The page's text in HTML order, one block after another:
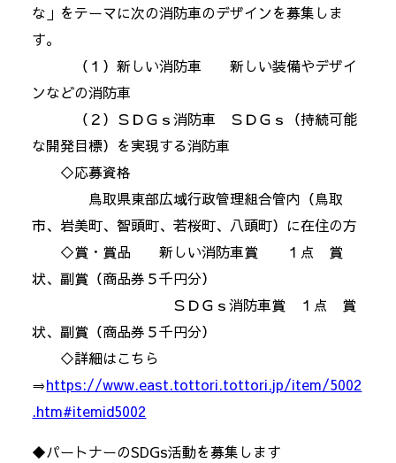
な」をテーマに次の消防車のデザインを募集しま
す。
（１）新しい消防車 新しい装備やデザイ
ンなどの消防車
（２）ＳＤＧｓ消防車 ＳＤＧｓ（持続可能
な開発目標）を実現する消防車
◇応募資格
鳥取県東部広域行政管理組合管内（鳥取
市、岩美町、智頭町、若桜町、八頭町）に在住の方
◇賞・賞品 新しい消防車賞 １点 賞
状、副賞（商品券５千円分）
ＳＤＧｓ消防車賞 １点 賞
状、副賞（商品券５千円分）
◇詳細はこちら
⇒https://www.east.tottori.tottori.jp/item/5002
.htm#itemid5002
◆パートナーのSDGs活動を募集します